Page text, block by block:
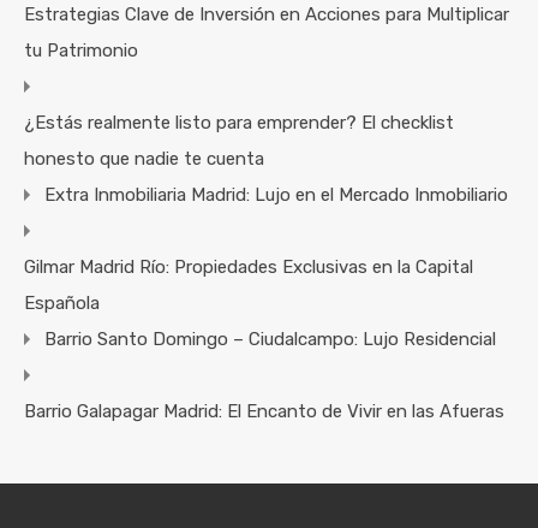
Estrategias Clave de Inversión en Acciones para Multiplicar
tu Patrimonio
¿Estás realmente listo para emprender? El checklist
honesto que nadie te cuenta
Extra Inmobiliaria Madrid: Lujo en el Mercado Inmobiliario
Gilmar Madrid Río: Propiedades Exclusivas en la Capital
Española
Barrio Santo Domingo – Ciudalcampo: Lujo Residencial
Barrio Galapagar Madrid: El Encanto de Vivir en las Afueras